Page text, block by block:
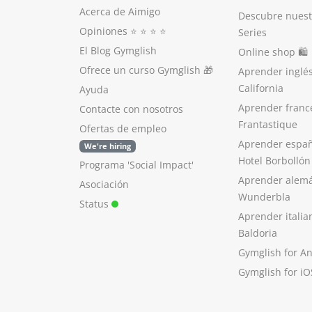
Acerca de Aimigo
Opiniones ⭐️ ⭐️ ⭐️ ⭐️
El Blog Gymglish
Ofrece un curso Gymglish 🎁
Ayuda
Contacte con nosotros
Ofertas de empleo
We're hiring
Programa 'Social Impact'
Asociación
Status
Descubre
Series
Online shop 🛍
Aprender
California
Aprender
Frantastique
Aprender
Hotel Borbollón
Aprender
Wunderbla
Aprender
Baldoria
Gymglish for
Gymglish for